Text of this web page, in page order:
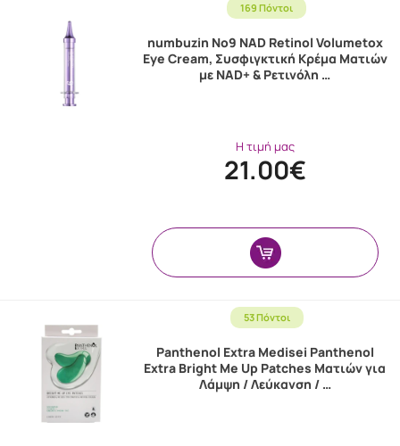
169 Πόντοι
numbuzin No9 NAD Retinol Volumetox
Eye Cream, Συσφιγκτική Κρέμα Ματιών
με NAD+ & Ρετινόλη …
Η τιμή μας
21.00€
53 Πόντοι
Panthenol Extra Medisei Panthenol
Extra Bright Me Up Patches Ματιών για
Λάμψη / Λεύκανση / …